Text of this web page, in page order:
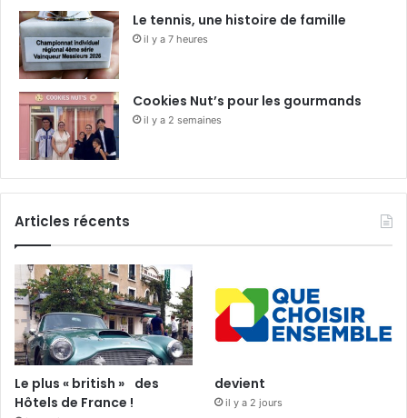
Le tennis, une histoire de famille
il y a 7 heures
Cookies Nut’s pour les gourmands
il y a 2 semaines
Articles récents
Le plus « british » des
Hôtels de France !
devient
il y a 2 jours